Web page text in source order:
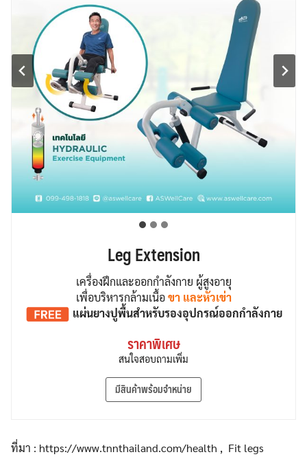
Leg Extension
เครื่องฝึกและออกกำลังกาย ผู้สูงอายุ
เพื่อบริหารกล้ามเนื้อขา และหัวเข่า
แผ่นยางปูพื้นสำหรับรองอุปกรณ์ออกกำลังกาย
ราคาพิเศษ
สนใจสอบถามเพิ่ม
มีสินค้าพร้อมจำหน่าย
ที่มา : https://www.tnnthailand.com/health , Fit legs